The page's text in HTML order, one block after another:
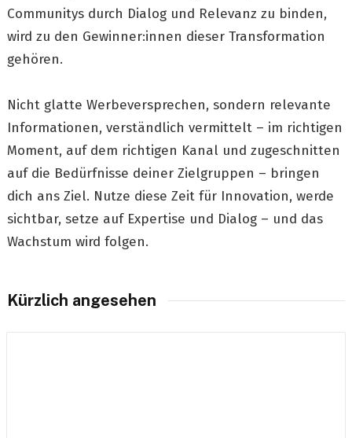
Communitys durch Dialog und Relevanz zu binden,
wird zu den Gewinner:innen dieser Transformation
gehören.
Nicht glatte Werbeversprechen, sondern relevante
Informationen, verständlich vermittelt – im richtigen
Moment, auf dem richtigen Kanal und zugeschnitten
auf die Bedürfnisse deiner Zielgruppen – bringen
dich ans Ziel. Nutze diese Zeit für Innovation, werde
sichtbar, setze auf Expertise und Dialog – und das
Wachstum wird folgen.
Kürzlich angesehen